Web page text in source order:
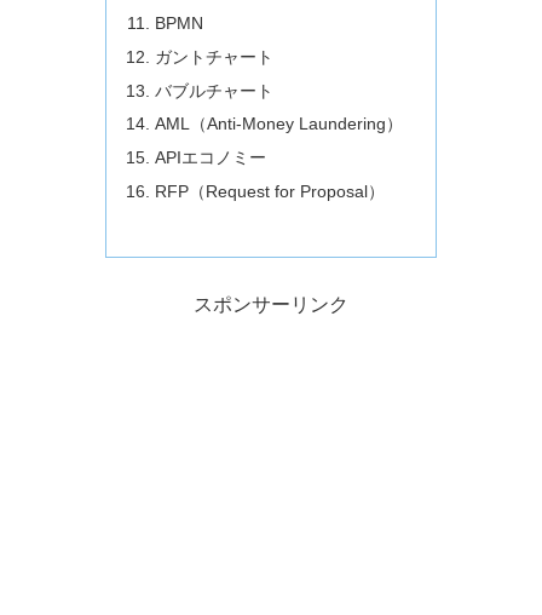
BPMN
ガントチャート
バブルチャート
AML（Anti-Money Laundering）
APIエコノミー
RFP（Request for Proposal）
スポンサーリンク